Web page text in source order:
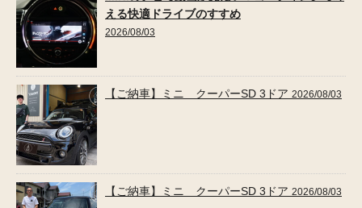
える快適ドライブのすすめ
2026/08/03
【ご納車】ミニ クーパーSD 3ドア 2026/08/03
【ご納車】ミニ クーパーSD 3ドア 2026/08/03